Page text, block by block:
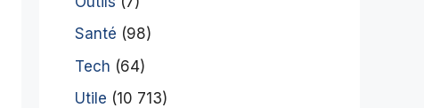
Santé (98)
Tech (64)
Utile (10 713)